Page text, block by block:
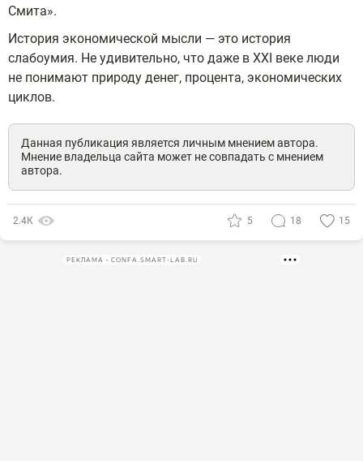
Смита».
История экономической мысли — это история
слабоумия. Не удивительно, что даже в XXI веке люди
не понимают природу денег, процента, экономических
циклов.
Данная публикация является личным мнением автора.
Мнение владельца сайта может не совпадать с мнением
автора.
2.4К 5 18 15
РЕКЛАМА • CONFA.SMART-LAB.RU